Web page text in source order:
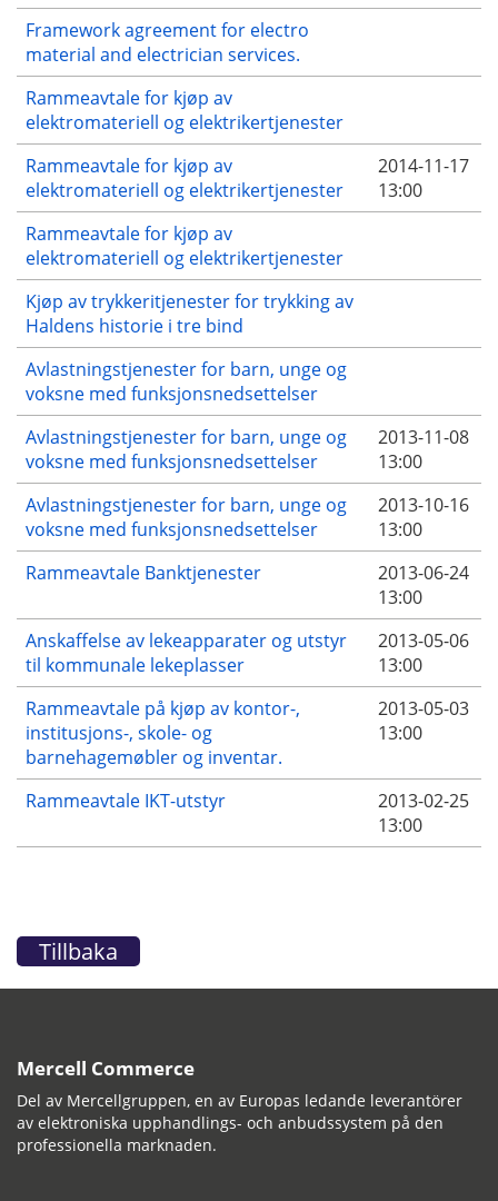
Framework agreement for electro
material and electrician services.
Rammeavtale for kjøp av
elektromateriell og elektrikertjenester
Rammeavtale for kjøp av
elektromateriell og elektrikertjenester
2014-11-17
13:00
Rammeavtale for kjøp av
elektromateriell og elektrikertjenester
Kjøp av trykkeritjenester for trykking av
Haldens historie i tre bind
Avlastningstjenester for barn, unge og
voksne med funksjonsnedsettelser
Avlastningstjenester for barn, unge og
voksne med funksjonsnedsettelser
2013-11-08
13:00
Avlastningstjenester for barn, unge og
voksne med funksjonsnedsettelser
2013-10-16
13:00
Rammeavtale Banktjenester
2013-06-24
13:00
Anskaffelse av lekeapparater og utstyr
til kommunale lekeplasser
2013-05-06
13:00
Rammeavtale på kjøp av kontor-,
institusjons-, skole- og
barnehagemøbler og inventar.
2013-05-03
13:00
Rammeavtale IKT-utstyr
2013-02-25
13:00
Tillbaka
Mercell Commerce
Del av Mercellgruppen, en av Europas ledande leverantörer
av elektroniska upphandlings- och anbudssystem på den
professionella marknaden.